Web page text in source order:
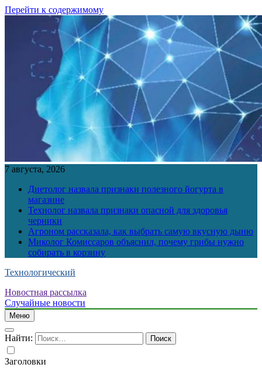
Перейти к содержимому
7 августа, 2026
Диетолог назвала признаки полезного йогурта в
магазине
Технолог назвала признаки опасной для здоровья
черники
Агроном рассказала, как выбрать самую вкусную дыню
Миколог Комиссаров объяснил, почему грибы нужно
собирать в корзину
Технологический
Новостная рассылка
Случайные новости
Меню
Найти:
Заголовки